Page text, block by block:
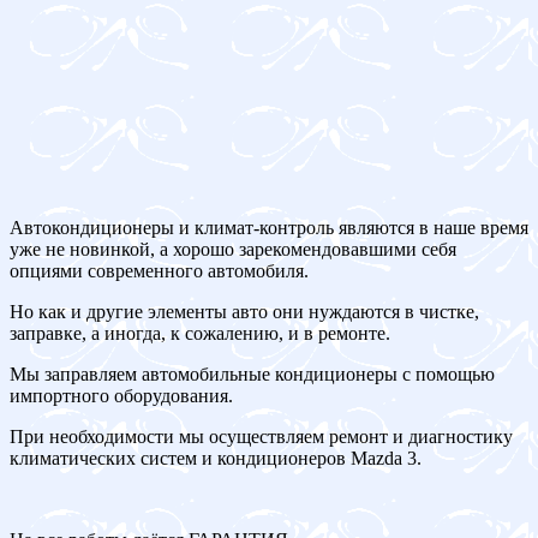
Автокондиционеры и климат-контроль являются в наше время
уже не новинкой, а хорошо зарекомендовавшими себя
опциями современного автомобиля.
Но как и другие элементы авто они нуждаются в чистке,
заправке, а иногда, к сожалению, и в ремонте.
Мы заправляем автомобильные кондиционеры с помощью
импортного оборудования.
При необходимости мы осуществляем ремонт и диагностику
климатических систем и кондиционеров Mazda 3.